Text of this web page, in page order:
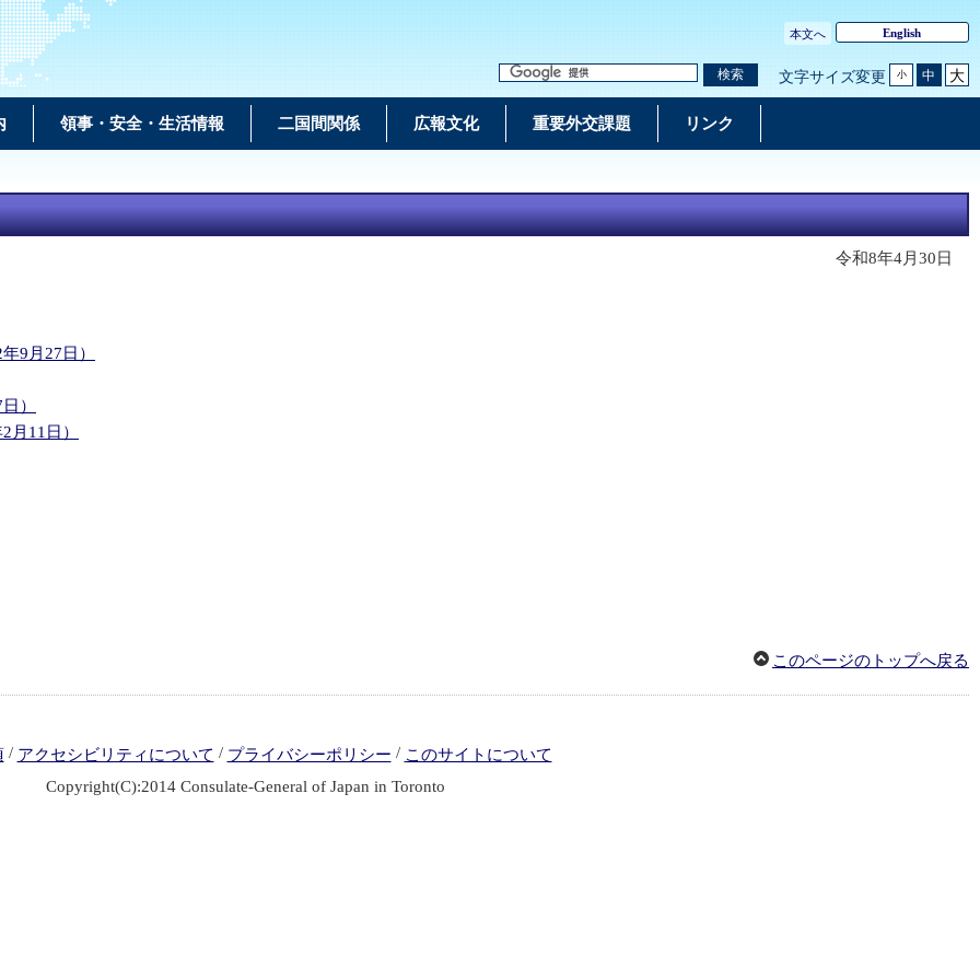
本文へ English
検索 文字サイズ変更 小 中 大
領事・安全・生活情報 二国間関係 広報文化 重要外交課題 リンク
令和8年4月30日
9月27日）
）
月11日）
このページのトップへ戻る
/ アクセシビリティについて / プライバシーポリシー / このサイトについて
Copyright(C):2014 Consulate-General of Japan in Toronto